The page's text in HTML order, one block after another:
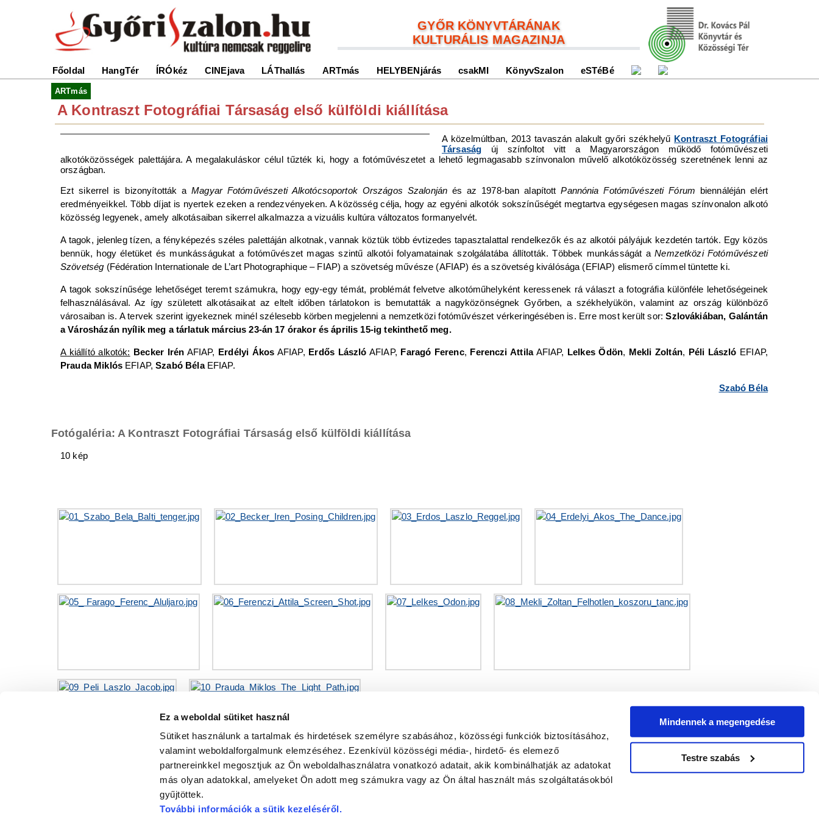
Ez a weboldal sütiket használ
Sütiket használunk a tartalmak és hirdetések személyre szabásához, közösségi funkciók biztosításához,
valamint weboldalforgalmunk elemzéséhez. Ezenkívül közösségi média-, hirdető- és elemező
partnereinkkel megosztjuk az Ön weboldalhasználatra vonatkozó adatait, akik kombinálhatják az adatokat
más olyan adatokkal, amelyeket Ön adott meg számukra vagy az Ön által használt más szolgáltatásokból
gyűjtöttek.
További információk a sütik kezeléséről.
Mindennek a megengedése
Testre szabás
GYŐR KÖNYVTÁRÁNAK
KULTURÁLIS MAGAZINJA
Főoldal HangTér ÍRÓkéz CINEjava LÁThallás ARTmás HELYBENjárás csakMI KönyvSzalon eSTéBé
ARTmás
A Kontraszt Fotográfiai Társaság első külföldi kiállítása
A közelmúltban, 2013 tavaszán alakult győri székhelyű Kontraszt Fotográfiai
Társaság új színfoltot vitt a Magyarországon működő fotóművészeti
alkotóközösségek palettájára. A megalakuláskor célul tűzték ki, hogy a fotóművészetet a lehető legmagasabb színvonalon művelő alkotóközösség szeretnének lenni az
országban.
Ezt sikerrel is bizonyították aMagyar Fotóművészeti Alkotócsoportok Országos Szalonján és az 1978-ban alapítottPannónia Fotóművészeti Fórum biennáléján elért
eredményeikkel. Több díjat is nyertek ezeken a rendezvényeken. A közösség célja, hogy az egyéni alkotók sokszínűségét megtartva egységesen magas színvonalon alkotó
közösség legyenek, amely alkotásaiban sikerrel alkalmazza a vizuális kultúra változatos formanyelvét.
A tagok, jelenleg tízen, a fényképezés széles palettáján alkotnak, vannak köztük több évtizedes tapasztalattal rendelkezők és az alkotói pályájuk kezdetén tartók. Egy közös
bennük, hogy életüket és munkásságukat a fotóművészet magas szintű alkotói folyamatainak szolgálatába állították. Többek munkásságát aNemzetközi Fotóművészeti
Szövetség (Fédération Internationale de L’art Photographique – FIAP) a szövetség művésze (AFIAP) és a szövetség kiválósága (EFIAP) elismerő címmel tüntette ki.
A tagok sokszínűsége lehetőséget teremt számukra, hogy egy-egy témát, problémát felvetve alkotóműhelyként keressenek rá választ a fotográfia különféle lehetőségeinek
felhasználásával. Az így született alkotásaikat az eltelt időben tárlatokon is bemutatták a nagyközönségnek Győrben, a székhelyükön, valamint az ország különböző
városaiban is. A tervek szerint igyekeznek minél szélesebb körben megjelenni a nemzetközi fotóművészet vérkeringésében is. Erre most került sor:Szlovákiában, Galántán
a Városházán nyílik meg a tárlatuk március 23-án 17 órakor és április 15-ig tekinthető meg.
A kiállító alkotók: Becker Irén AFIAP, Erdélyi Ákos AFIAP, Erdős László AFIAP, Faragó Ferenc, Ferenczi AttilaAFIAP, Lelkes Ödön, Mekli Zoltán, Péli László EFIAP,
Prauda MiklósEFIAP,Szabó BélaEFIAP.
Szabó Béla
Fotógaléria: A Kontraszt Fotográfiai Társaság első külföldi kiállítása
10 kép
GYŐRI SZALONaDR. KOVÁCS PÁL KÖNYVTÁR ÉS KÖZÖSSÉGI TÉR